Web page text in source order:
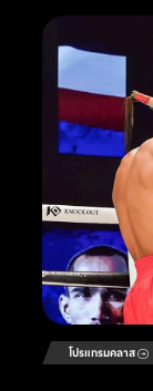
โปรแกรมคลาส